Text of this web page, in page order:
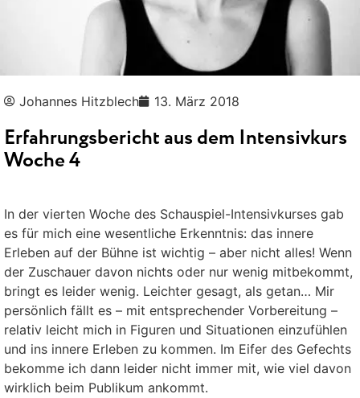
Johannes Hitzblech 13. März 2018
Erfahrungsbericht aus dem Intensivkurs
Woche 4
In der vierten Woche des Schauspiel-Intensivkurses gab
es für mich eine wesentliche Erkenntnis: das innere
Erleben auf der Bühne ist wichtig – aber nicht alles! Wenn
der Zuschauer davon nichts oder nur wenig mitbekommt,
bringt es leider wenig. Leichter gesagt, als getan… Mir
persönlich fällt es – mit entsprechender Vorbereitung –
relativ leicht mich in Figuren und Situationen einzufühlen
und ins innere Erleben zu kommen. Im Eifer des Gefechts
bekomme ich dann leider nicht immer mit, wie viel davon
wirklich beim Publikum ankommt.